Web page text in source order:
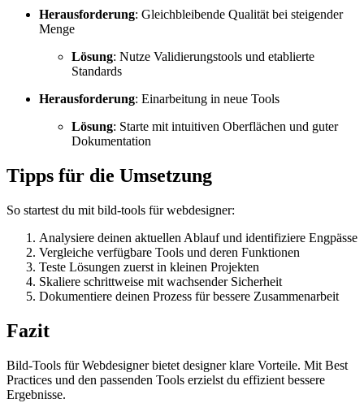
Herausforderung: Gleichbleibende Qualität bei steigender
Menge
Lösung: Nutze Validierungstools und etablierte
Standards
Herausforderung: Einarbeitung in neue Tools
Lösung: Starte mit intuitiven Oberflächen und guter
Dokumentation
Tipps für die Umsetzung
So startest du mit bild-tools für webdesigner:
Analysiere deinen aktuellen Ablauf und identifiziere Engpässe
Vergleiche verfügbare Tools und deren Funktionen
Teste Lösungen zuerst in kleinen Projekten
Skaliere schrittweise mit wachsender Sicherheit
Dokumentiere deinen Prozess für bessere Zusammenarbeit
Fazit
Bild-Tools für Webdesigner bietet designer klare Vorteile. Mit Best
Practices und den passenden Tools erzielst du effizient bessere
Ergebnisse.